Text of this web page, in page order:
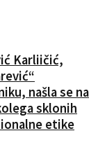
Karliičić,
našla se na
sklonih
etike